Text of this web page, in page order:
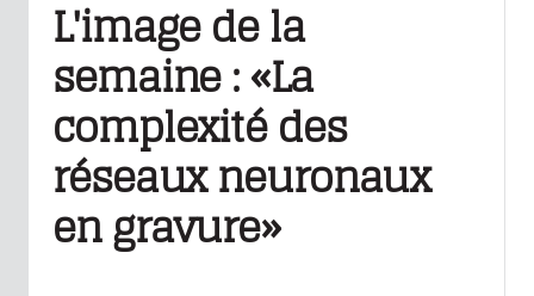
L'image de la
semaine : «La
complexité des
réseaux neuronaux
en gravure»